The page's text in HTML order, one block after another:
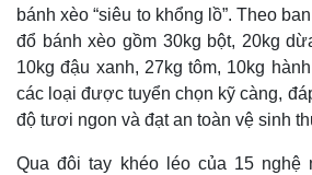
4
.
7
8
bánh xèo “siêu to khổng lồ”. Theo
đổ bánh xèo gồm 30kg bột, 20kg
10kg đậu xanh, 27kg tôm, 10kg
các loại được tuyển chọn kỹ càng,
độ tươi ngon và đạt an toàn vệ sinh
Qua đôi tay khéo léo của 15 nghệ